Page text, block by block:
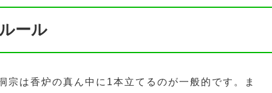
ール
宗は香炉の真ん中に1本立てるのが一般的です。ま